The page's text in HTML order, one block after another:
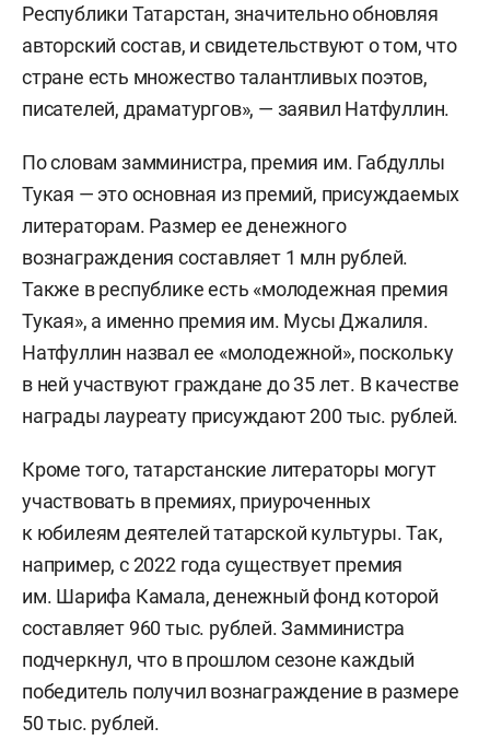
Республики Татарстан, значительно обновляя
авторский состав, и свидетельствуют о том, что
стране есть множество талантливых поэтов,
писателей, драматургов», — заявил Натфуллин.
По словам замминистра, премия им. Габдуллы
Тукая — это основная из премий, присуждаемых
литераторам. Размер ее денежного
вознаграждения составляет 1 млн рублей.
Также в республике есть «молодежная премия
Тукая», а именно премия им. Мусы Джалиля.
Натфуллин назвал ее «молодежной», поскольку
в ней участвуют граждане до 35 лет. В качестве
награды лауреату присуждают 200 тыс. рублей.
Кроме того, татарстанские литераторы могут
участвовать в премиях, приуроченных
к юбилеям деятелей татарской культуры. Так,
например, с 2022 года существует премия
им. Шарифа Камала, денежный фонд которой
составляет 960 тыс. рублей. Замминистра
подчеркнул, что в прошлом сезоне каждый
победитель получил вознаграждение в размере
50 тыс. рублей.